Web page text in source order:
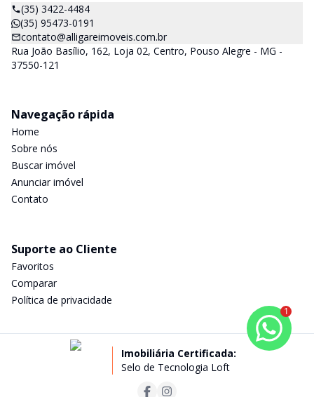
(35) 3422-4484
(35) 95473-0191
contato@alligareimoveis.com.br
Rua João Basílio, 162, Loja 02, Centro, Pouso Alegre - MG -
37550-121
Navegação rápida
Home
Sobre nós
Buscar imóvel
Anunciar imóvel
Contato
Suporte ao Cliente
Favoritos
Comparar
Política de privacidade
Imobiliária Certificada:
Selo de Tecnologia Loft
1